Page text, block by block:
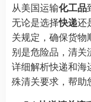
从美国运输化工品
无论是选择快递还
关规定，确保货
别是危险品，清
详细解析快递和海
殊清关要求，帮助